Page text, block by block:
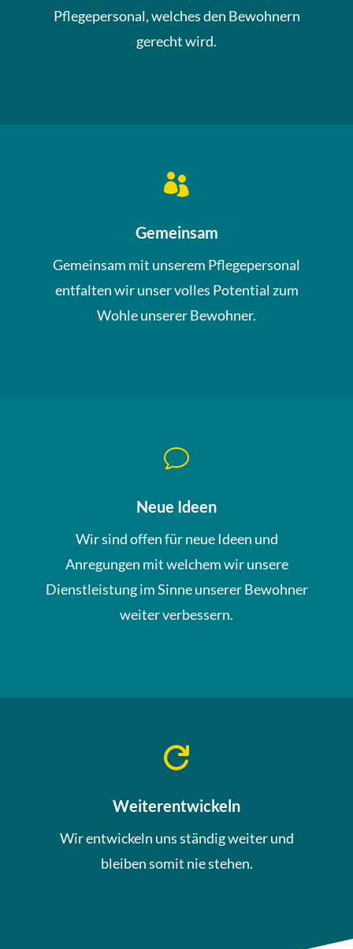
Pflegepersonal, welches den Bewohnern
gerecht wird.

Gemeinsam
Gemeinsam mit unserem Pflegepersonal
entfalten wir unser volles Potential zum
Wohle unserer Bewohner.
v
Neue Ideen
Wir sind offen für neue Ideen und
Anregungen mit welchem wir unsere
Dienstleistung im Sinne unserer Bewohner
weiter verbessern.

Weiterentwickeln
Wir entwickeln uns ständig weiter und
bleiben somit nie stehen.